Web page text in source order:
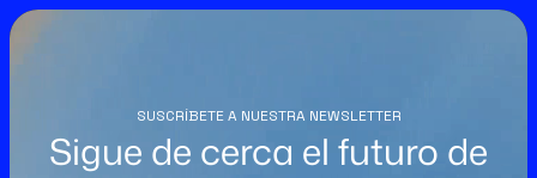
SUSCRÍBETE A NUESTRA NEWSLETTER
Sigue de cerca el futuro de